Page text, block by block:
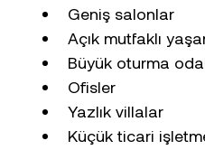
Geniş salonlar
Açık mutfaklı
Büyük oturma
Ofisler
Yazlık villalar
Küçük ticari